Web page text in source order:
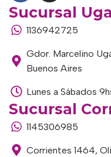
Sucursal
1136942725
Gdor. Marcelino
Buenos Aires
Lunes a Sábados
Sucursal
1145306985
Corrientes 1464,